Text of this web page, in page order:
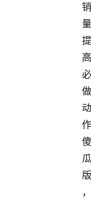
销
量
提
高
必
做
动
作
傻
瓜
版
，